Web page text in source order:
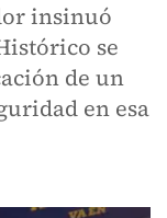
insinuó
se
de un
en esa